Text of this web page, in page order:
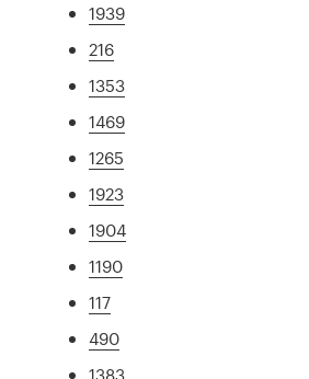
1939
216
1353
1469
1265
1923
1904
1190
117
490
1383